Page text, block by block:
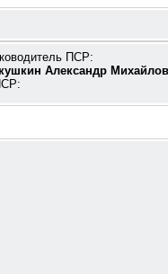
ПСР:
Александр